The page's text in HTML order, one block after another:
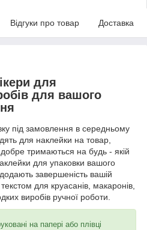
Відгуки про товар Доставка
для
для вашого
під замовлення в середньому
для наклейки на товар,
тримаються на будь - якій
для упаковки вашого
завершеність вашій
для круасанів, макаронів,
виробів ручної роботи.
на папері або плівці